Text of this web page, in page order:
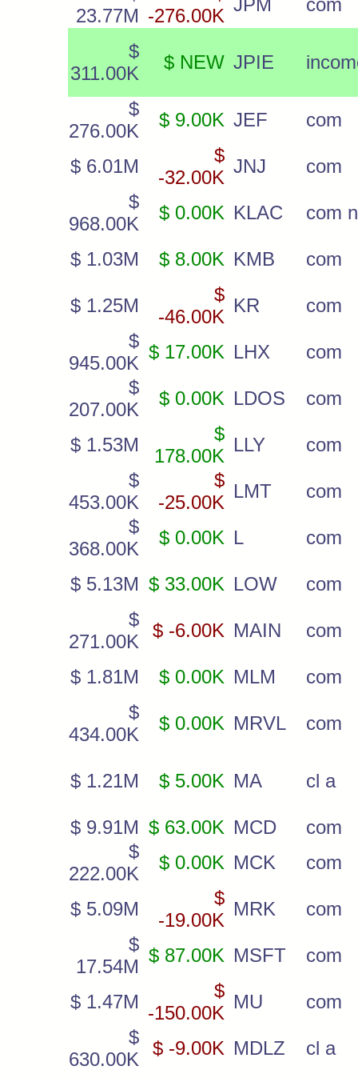
23.77M -276.00K
JPM com
$
311.00K
$ NEW JPIE
$
276.00K
$ 9.00K JEF com
$ 6.01M
$
-32.00K
JNJ
com
$
968.00K
$ 0.00K KLAC com
$ 1.03M $ 8.00K KMB com
$ 1.25M
$
-46.00K
KR
com
$
945.00K
$ 17.00K LHX
com
$
207.00K
$ 0.00K LDOS com
$ 1.53M
$
178.00K
LLY
com
$
453.00K
$
-25.00K
LMT
com
$
368.00K
$ 0.00K L com
$ 5.13M $ 33.00K LOW
com
$
271.00K
$ -6.00K MAIN com
$ 1.81M $ 0.00K MLM
com
$
434.00K
$ 0.00K MRVL com
$ 1.21M $ 5.00K MA cl a
$ 9.91M $ 63.00K MCD
com
$
222.00K
$ 0.00K MCK com
$ 5.09M
$
-19.00K
MRK
com
$
17.54M
$ 87.00K MSFT com
$ 1.47M
$
-150.00K
MU
com
$
630.00K
$ -9.00K MDLZ cl a